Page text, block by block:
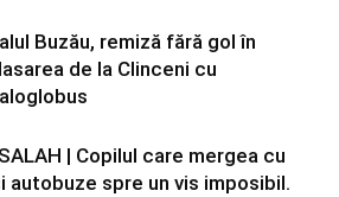
Buzău, remiză fără gol în
de la Clinceni cu
| Copilul care mergea cu
autobuze spre un vis imposibil.